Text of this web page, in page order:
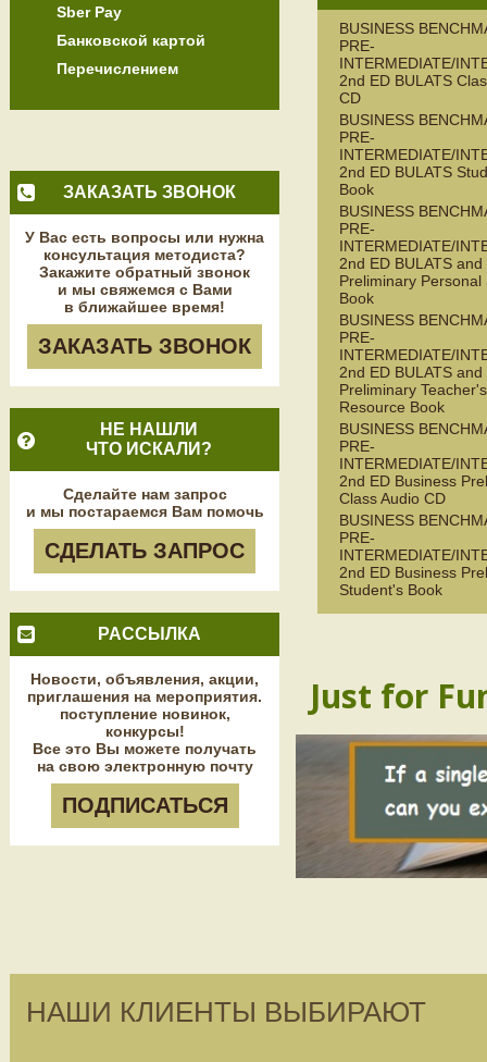
Sber Pay
Банковской картой
Перечислением
ЗАКАЗАТЬ ЗВОНОК
У Вас есть вопросы или нужна
консультация методиста?
Закажите обратный звонок
и мы свяжемся с Вами
в ближайшее время!
ЗАКАЗАТЬ ЗВОНОК
НЕ НАШЛИ
ЧТО ИСКАЛИ?
Сделайте нам запрос
и мы постараемся Вам помочь
СДЕЛАТЬ ЗАПРОС
РАССЫЛКА
Новости, объявления, акции,
приглашения на мероприятия.
поступление новинок,
конкурсы!
Все это Вы можете получать
на свою электронную почту
ПОДПИСАТЬСЯ
BUSINESS
PRE-
INTERMEDIATE/
2nd ED BULATS
CD
BUSINESS
PRE-
INTERMEDIATE/
2nd ED BULATS
Book
BUSINESS
PRE-
INTERMEDIATE/
2nd ED BULATS
Preliminary Personal
Book
BUSINESS
PRE-
INTERMEDIATE/
2nd ED BULATS
Preliminary Teacher's
Resource Book
BUSINESS
PRE-
INTERMEDIATE/
2nd ED Business
Class Audio CD
BUSINESS
PRE-
INTERMEDIATE/
2nd ED Business
Student's Book
Just for
НАШИ КЛИЕНТЫ ВЫБИРАЮТ